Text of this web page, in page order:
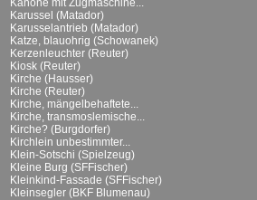
Kanone mit Zugmaschine...
Karussel (Matador)
Karusselantrieb (Matador)
Katze, blauohrig (Schowanek)
Kerzenleuchter (Reuter)
Kiosk (Reuter)
Kirche (Hausser)
Kirche (Reuter)
Kirche, mängelbehaftete...
Kirche, transmoslemische...
Kirche? (Burgdorfer)
Kirchlein unbestimmter...
Klein-Sotschi (Spielzeug)
Kleine Burg (SFFischer)
Kleinkind-Fassade (SFFischer)
Kleinsegler (BKF Blumenau)